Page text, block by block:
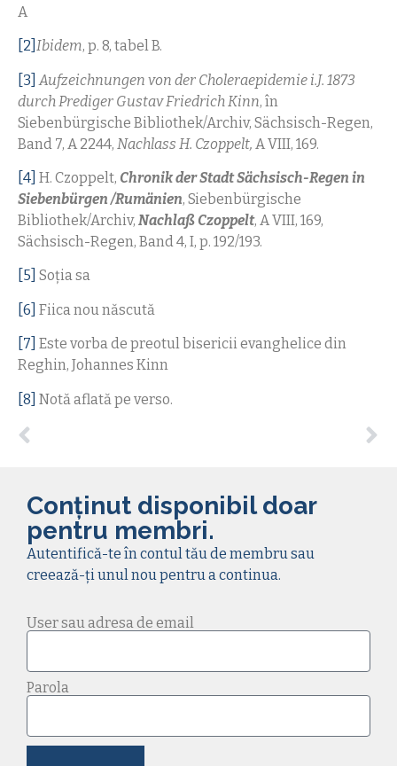
A
[2] Ibidem, p. 8, tabel B.
[3] Aufzeichnungen von der Choleraepidemie i.J. 1873
durch Prediger Gustav Friedrich Kinn, în
Siebenbürgische Bibliothek/Archiv, Sächsisch-Regen,
Band 7, A 2244, Nachlass H. Czoppelt, A VIII, 169.
[4] H. Czoppelt, Chronik der Stadt Sächsisch-Regen in
Siebenbürgen /Rumänien, Siebenbürgische
Bibliothek/Archiv, Nachlaß Czoppelt, A VIII, 169,
Sächsisch-Regen, Band 4, I, p. 192/193.
[5] Soţia sa
[6] Fiica nou născută
[7] Este vorba de preotul bisericii evanghelice din
Reghin, Johannes Kinn
[8] Notă aflată pe verso.
Conținut disponibil doar
pentru membri.
Autentifică-te în contul tău de membru sau
creează-ți unul nou pentru a continua.
User sau adresa de email
Parola